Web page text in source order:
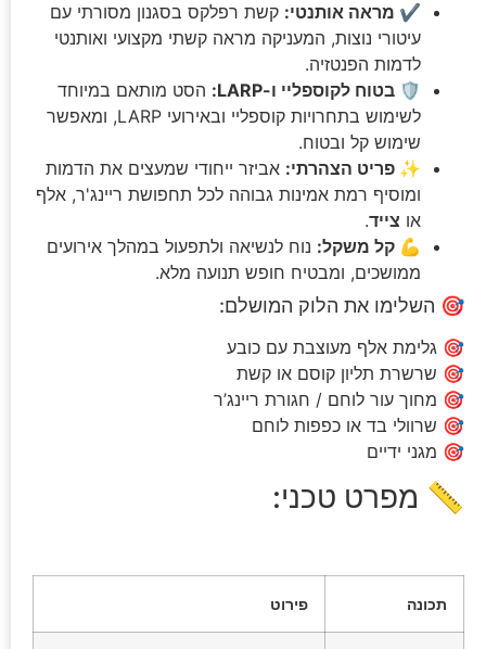
✔️ מראה אותנטי: קשת רפלקס בסגנון מסורתי עם
עיטורי נוצות, המעניקה מראה קשתי מקצועי ואותנטי
לדמות הפנטזיה.
🛡️ בטוח לקוספליי ו-LARP:
הסט מותאם במיוחד
לשימוש בתחרויות קוספליי ובאירועי LARP, ומאפשר
שימוש קל ובטוח.
✨ פריט הצהרתי: אביזר ייחודי שמעצים את הדמות
ומוסיף רמת אמינות גבוהה לכל תחפושת ריינג'ר, אלף
או צייד.
💪 קל משקל: נוח לנשיאה ולתפעול במהלך אירועים
ממושכים, ומבטיח חופש תנועה מלא.
🎯 השלימו את הלוק המושלם:
🎯 גלימת אלף מעוצבת עם כובע
🎯 שרשרת תליון קוסם או קשת
🎯 מחוך עור לוחם / חגורת ריינג’ר
🎯 שרוולי בד או כפפות לוחם
🎯 מגני ידיים
📏 מפרט טכני:
תכונה פירוט